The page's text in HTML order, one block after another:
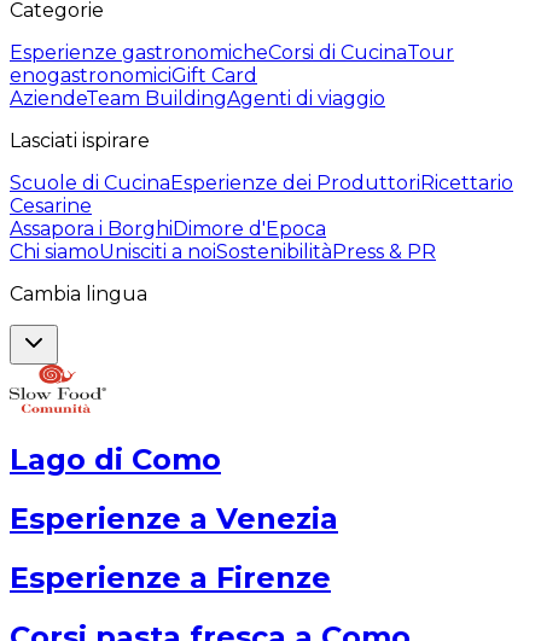
Categorie
Esperienze gastronomicheCorsi di CucinaTour
enogastronomiciGift Card
AziendeTeam BuildingAgenti di viaggio
Lasciati ispirare
Scuole di CucinaEsperienze dei ProduttoriRicettario
Cesarine
Assapora i BorghiDimore d'Epoca
Chi siamoUnisciti a noiSostenibilitàPress & PR
Cambia lingua
Lago di Como
Esperienze a Venezia
Esperienze a Firenze